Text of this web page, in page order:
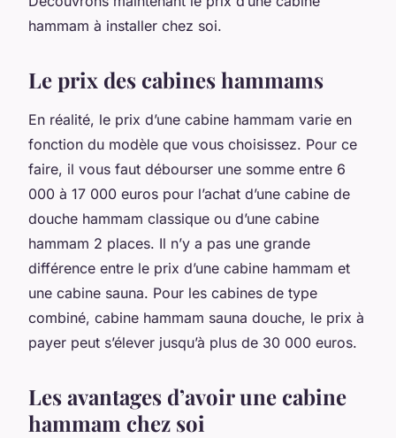
hammam à installer chez soi.
Le prix des cabines hammams
En réalité, le prix d’une cabine hammam varie en
fonction du modèle que vous choisissez. Pour ce
faire, il vous faut débourser une somme entre 6
000 à 17 000 euros pour l’achat d’une cabine de
douche hammam classique ou d’une cabine
hammam 2 places. Il n’y a pas une grande
différence entre le prix d’une cabine hammam et
une cabine sauna. Pour les cabines de type
combiné, cabine hammam sauna douche, le prix à
payer peut s’élever jusqu’à plus de 30 000 euros.
Les avantages d’avoir une cabine
hammam chez soi